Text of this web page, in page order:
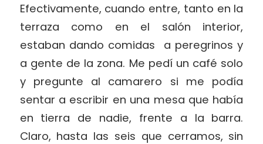
Efectivamente, cuando entre, tanto en la
terraza como en el salón interior,
estaban dando comidas
a peregrinos y
a gente de la zona. Me pedí un café solo
y pregunte al camarero si me podía
sentar a escribir en una mesa que había
en tierra de nadie, frente a la barra.
Claro, hasta las seis que cerramos, sin